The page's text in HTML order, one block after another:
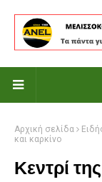
Αρχική σελίδα
και καρκίνο
Κεντρί